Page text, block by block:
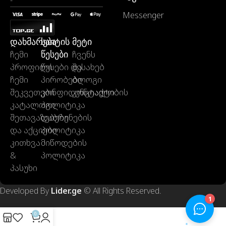
დახმარება
ჩემი
პროფილი
ჩემი
შეკვეთები
კატალოგი
შეთავაზებები
და აქციები
კითხვა
&
პასუხი
საიტის
წესები
წესები და
პირობები
კონფიდენციალობის
პოლიტიკა
დაბრუნების
პოლიტიკა
მიწოდების
პოლიტიკა
მეტი
ჩვენს
შესახებ
ბლოგი
კონტაქტი
Messenger
Developed By Lider.ge © All Rights Reserved.
0